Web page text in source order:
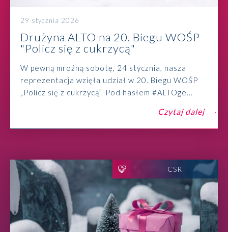
29 stycznia 2026
Drużyna ALTO na 20. Biegu WOŚP
"Policz się z cukrzycą"
W pewną mroźną sobotę, 24 stycznia, nasza
reprezentacja wzięła udział w 20. Biegu WOŚP
„Policz się z cukrzycą”. Pod hasłem #ALTOge...
Czytaj dalej
CSR